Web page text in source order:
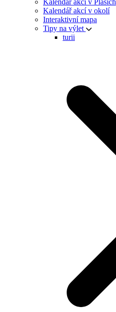
Kalendář akcí v okolí
Interaktivní mapa
Tipy na výlet
turii